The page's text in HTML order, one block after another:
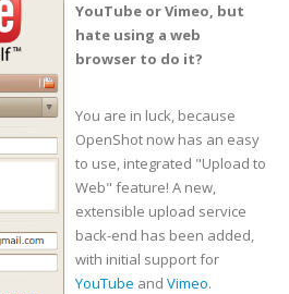
YouTube or Vimeo, but
hate using a web
browser to do it?
You are in luck, because
OpenShot now has an easy
to use, integrated "Upload to
Web" feature! A new,
extensible upload service
back-end has been added,
with initial support for
YouTube and Vimeo.